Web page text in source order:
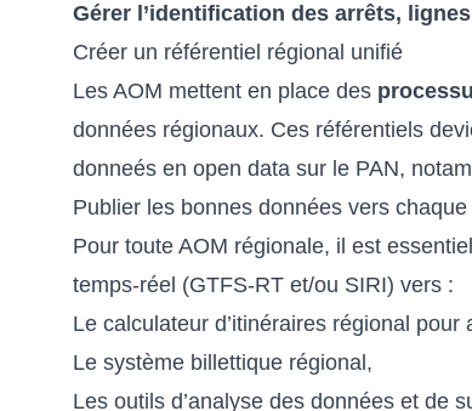
Gérer l’identification des arrêts,
Créer un référentiel régional unifié
Les AOM mettent en place des
données régionaux. Ces référentiels
donneés en open data sur le PAN,
Publier les bonnes données vers
Pour toute AOM régionale, il est
temps-réel (GTFS-RT et/ou SIRI) vers :
Le calculateur d’itinéraires régional
Le système billettique régional,
Les outils d’analyse des données et de